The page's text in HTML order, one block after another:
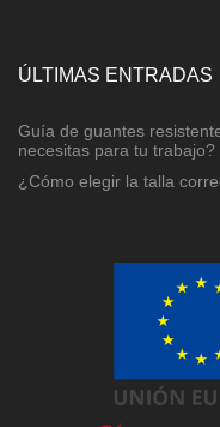
ÚLTIMAS ENTRADAS
Guía de guantes
necesitas para tu trabajo?
¿Cómo elegir la talla